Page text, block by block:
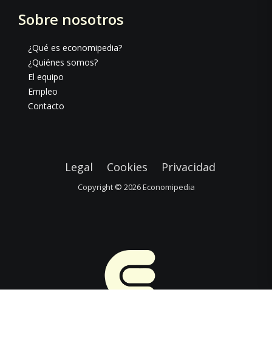
Sobre nosotros
¿Qué es economipedia?
¿Quiénes somos?
El equipo
Empleo
Contacto
Legal Cookies Privacidad
Copyright © 2026Economipedia